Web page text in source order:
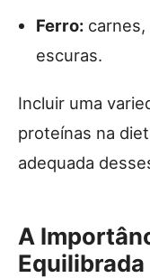
Ferro:
escuras.
Incluir uma
proteínas na
adequada
A
Equilibrada